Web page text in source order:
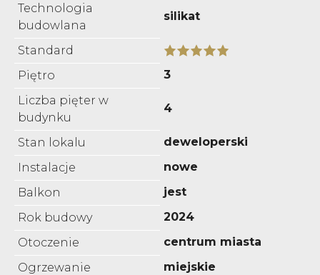
Technologia
budowlana
silikat
Standard
Piętro
3
Liczba pięter w
budynku
4
Stan lokalu
deweloperski
Instalacje
nowe
Balkon
jest
Rok budowy
2024
Otoczenie
centrum miasta
Ogrzewanie
miejskie